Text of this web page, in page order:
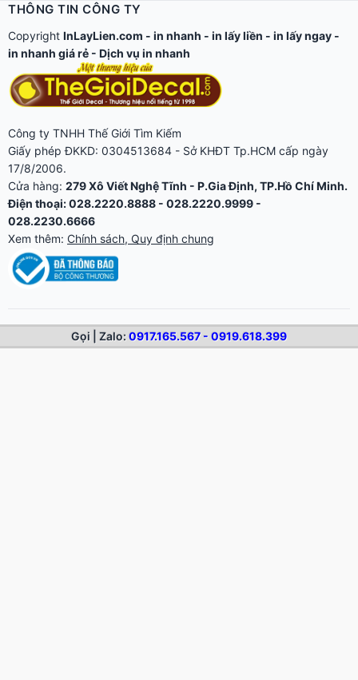
THÔNG TIN CÔNG TY
Copyright InLayLien.com - in nhanh - in lấy liền - in lấy ngay -
in nhanh giá rẻ - Dịch vụ in nhanh
Công ty TNHH Thế Giới Tìm Kiếm
Giấy phép ĐKKD: 0304513684 - Sở KHĐT Tp.HCM cấp ngày
17/8/2006.
Cửa hàng: 279 Xô Viết Nghệ Tĩnh - P.Gia Định, TP.Hồ Chí Minh.
Điện thoại: 028.2220.8888 - 028.2220.9999 -
028.2230.6666
Xem thêm: Chính sách, Quy định chung
Gọi | Zalo:0917.165.567 - 0919.618.399